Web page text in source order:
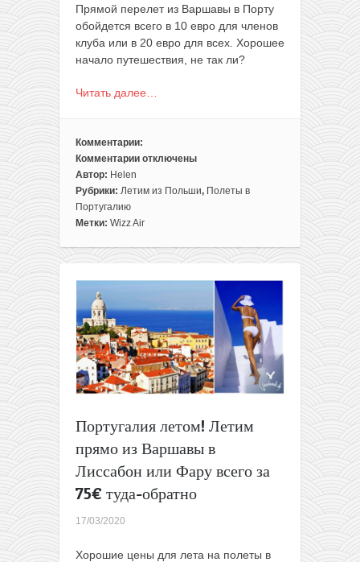
Прямой перелет из Варшавы в Порту
обойдется всего в 10 евро для членов
клуба или в 20 евро для всех. Хорошее
начало путешествия, не так ли?
Читать далее…
Комментарии:
Комментарии
к
записи
Летом
из
в
10€
в
одну
сторону
для
за
20€
для
всех
отключены
Автор: Helen
Рубрики: Летим из Польши, Полеты в
Португалию
Метки: Wizz Air
Португалия летом! Летим
прямо из Варшавы в
Лиссабон или Фару всего за
75€ туда-обратно
17/03/2020
Хорошие цены для лета на полеты в